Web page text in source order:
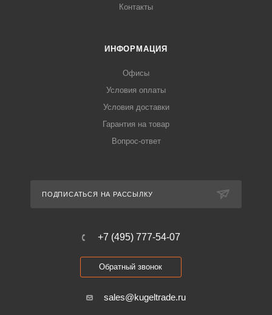
Контакты
ИНФОРМАЦИЯ
Офисы
Условия оплаты
Условия доставки
Гарантия на товар
Вопрос-ответ
ПОДПИСАТЬСЯ НА РАССЫЛКУ
+7 (495) 777-54-07
Обратный звонок
sales@kugeltrade.ru